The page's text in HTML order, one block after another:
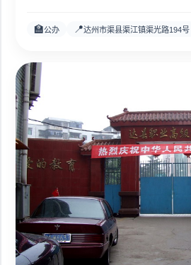
🏫公办 📍达州市渠县渠江镇渠光路194号